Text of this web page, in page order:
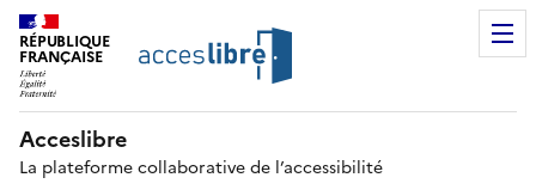
RÉPUBLIQUE
FRANÇAISE
Acceslibre
La plateforme collaborative de l’accessibilité